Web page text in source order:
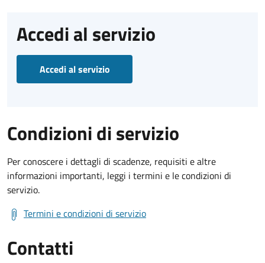
Accedi al servizio
Accedi al servizio
Condizioni di servizio
Per conoscere i dettagli di scadenze, requisiti e altre
informazioni importanti, leggi i termini e le condizioni di
servizio.
Termini e condizioni di servizio
Contatti